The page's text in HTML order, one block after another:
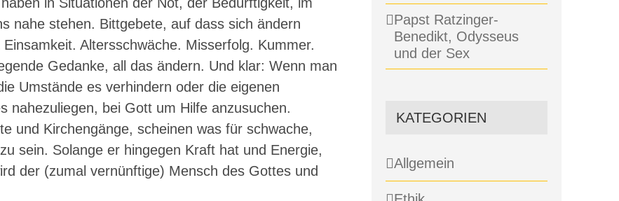
nahe stehen. Bittgebete, auf dass sich ändern
Altersschwäche. Misserfolg. Kummer.
Gedanke, all das ändern. Und klar: Wenn man
Umstände es verhindern oder die eigenen
nahezuliegen, bei Gott um Hilfe anzusuchen.
und Kirchengänge, scheinen was für schwache,
sein. Solange er hingegen Kraft hat und Energie,
der (zumal vernünftige) Mensch des Gottes und
Papst Ratzinger-
Benedikt, Odysseus
und der Sex
KATEGORIEN
Allgemein